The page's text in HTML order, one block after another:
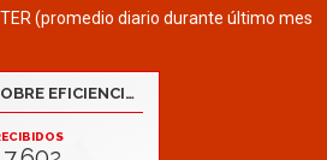
(promedio diario durante último mes